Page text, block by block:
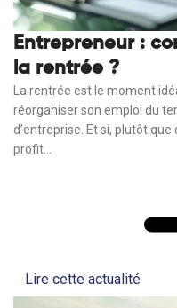
Entrepreneur :
la rentrée ?
La rentrée est le moment
réorganiser son emploi du
d’entreprise. Et si, plutôt
profit...
Lire cette actualité